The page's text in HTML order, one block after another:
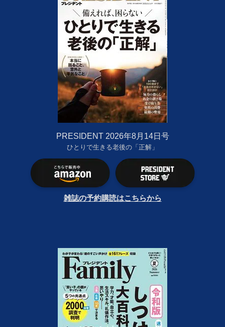
PRESIDENT 2026年8月14日号
ひとりで生きる老後の「正解」
雑誌の予約購読はこちらから